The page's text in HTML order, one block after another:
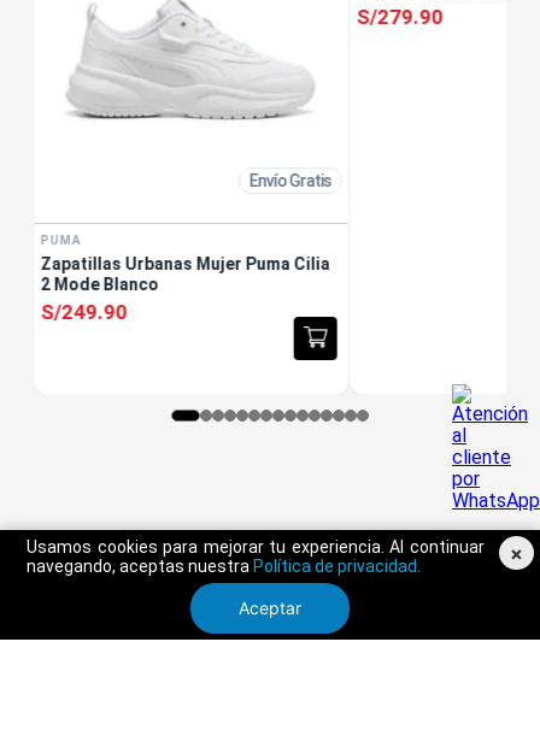
Usamos cookies para mejorar tu experiencia. Al continuar
navegando, aceptas nuestra Política de privacidad.
Aceptar
×
Envío Gratis
PUMA
Zapatillas Urbanas Mujer Puma Cilia
2 Mode Blanco
S/249.90
S/279.90